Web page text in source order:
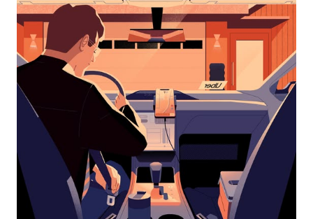
Kalender
zu
interagieren
und
ein
Datum
auszuwählen.
Drücke
die
Escape-
Taste,
den
Kalender
zu
schließen.